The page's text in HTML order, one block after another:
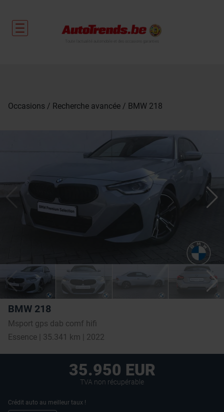
Occasions Recherche avancée BMW 218
BMW 218
Msport gps dab comf hifi
Essence | 35.341 km | 2022
35.950 EUR
TVA non récupérable
Crédit auto au meilleur taux !